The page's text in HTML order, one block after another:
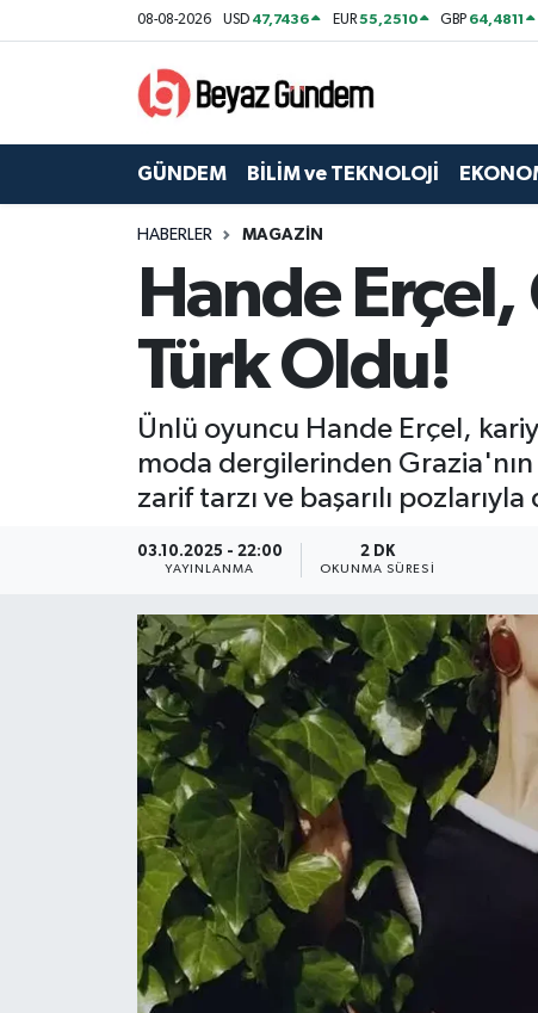
08-08-2026 USD 47,7436 EUR55,2510 GBP 64,4811
GÜNDEM BİLİM ve TEKNOLOJİ
HABERLER MAGAZİN
Hande
Türk Oldu!
Ünlü oyuncu Hande Erçel,
moda dergilerinden
zarif tarzı ve başarılı
03.10.2025 - 22:00
YAYINLANMA
2 DK
OKUNMA SÜRESI
GÜNDEM
BİLİM ve TEKNOLOJİ
KÜLTÜR SANAT
Hava Durumu
Trafik Durumu
Tüm Manşetler
Haber Arşivi